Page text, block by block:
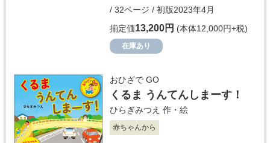
/ 32ページ / 初版2023年4月
揃定価13,200円 (本体12,000円+税)
在庫あり
おひざで GO
くるま うんてんしまーす！
ひらぎみつえ 作・絵
赤ちゃんから